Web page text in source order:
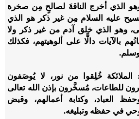
الذي أخرج الناقةَ لصالحٍ مِن صخرة
عليه السلام مِن غير ذكر هو الذي
وهو الذي خلق آدم من غير ذكر ولا
بالآيات دالًّا على ألوهيتهم، فكذلك
الملائكة خُلِقوا من نور، لا يُوصَفون
للطاعات، مُسخَّرون بإذن الله تعالى
العباد، وكتابة أعمالهم، وقبض
في حفظه وتبليغه.